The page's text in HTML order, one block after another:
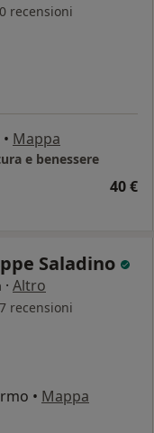
recensioni
• Mappa
e benessere
40 €
Saladino
· Altro
recensioni
• Mappa